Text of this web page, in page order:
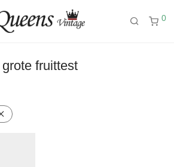
0
grote fruittest